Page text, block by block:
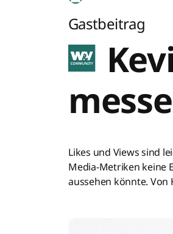
Gastbeitrag
Likes und Views sind
Media-Metriken keine
aussehen könnte. Von